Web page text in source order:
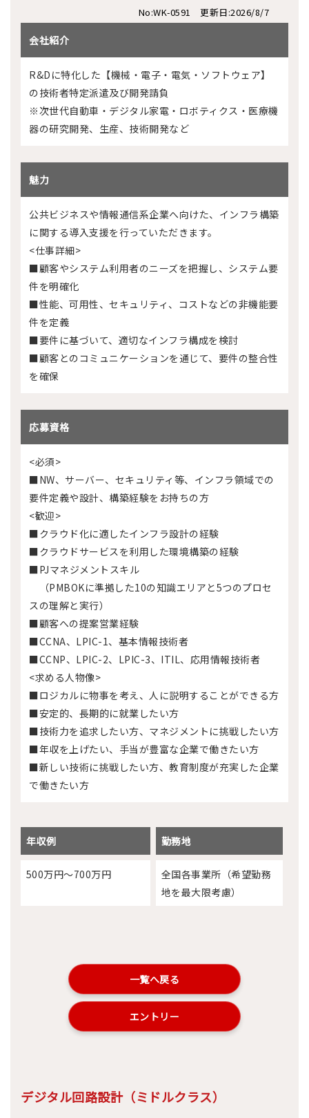
No:WK-0591 更新日:2026/8/7
会社紹介
R&Dに特化した【機械・電子・電気・ソフトウェア】
の技術者特定派遣及び開発請負
※次世代自動車・デジタル家電・ロボティクス・医療機
器の研究開発、生産、技術開発など
魅力
公共ビジネスや情報通信系企業へ向けた、インフラ構築
に関する導入支援を行っていただきます。
<仕事詳細>
■顧客やシステム利用者のニーズを把握し、システム要
件を明確化
■性能、可用性、セキュリティ、コストなどの非機能要
件を定義
■要件に基づいて、適切なインフラ構成を検討
■顧客とのコミュニケーションを通じて、要件の整合性
を確保
応募資格
<必須>
■NW、サーバー、セキュリティ等、インフラ領域での
要件定義や設計、構築経験をお持ちの方
<歓迎>
■クラウド化に適したインフラ設計の経験
■クラウドサービスを利用した環境構築の経験
■PJマネジメントスキル
（PMBOKに準拠した10の知識エリアと5つのプロセ
スの理解と実行）
■顧客への提案営業経験
■CCNA、LPIC-1、基本情報技術者
■CCNP、LPIC-2、LPIC-3、ITIL、応用情報技術者
<求める人物像>
■ロジカルに物事を考え、人に説明することができる方
■安定的、長期的に就業したい方
■技術力を追求したい方、マネジメントに挑戦したい方
■年収を上げたい、手当が豊富な企業で働きたい方
■新しい技術に挑戦したい方、教育制度が充実した企業
で働きたい方
年収例 勤務地
500万円～700万円
全国各事業所（希望勤務
地を最大限考慮）
一覧へ戻る
エントリー
デジタル回路設計（ミドルクラス）